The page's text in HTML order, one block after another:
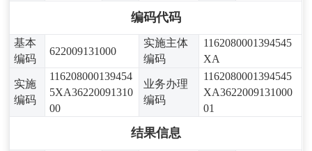
编码代码
基本
编码
622009131000
实施主体
编码
1162080001394545
XA
实施
编码
116208000139454
5XA36220091310
00
业务办理
编码
1162080001394545
XA3622009131000
01
结果信息